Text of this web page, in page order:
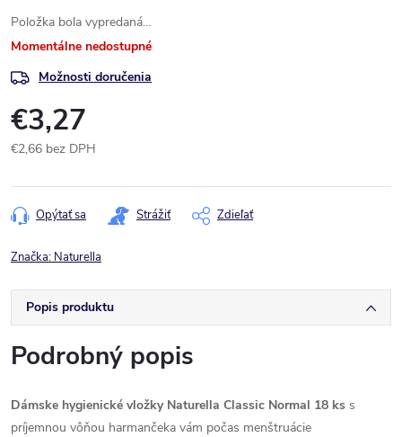
Položka bola vypredaná…
Momentálne nedostupné
Možnosti doručenia
€3,27
€2,66 bez DPH
cena:
Opýtať sa Strážiť Zdieľať
Značka: Naturella
Popis produktu
Podrobný popis
Dámske hygienické vložky Naturella Classic Normal 18 ks s
príjemnou vôňou harmančeka vám počas menštruácie